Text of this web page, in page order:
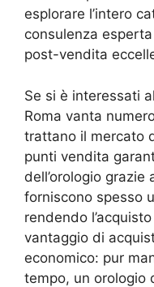
esplorare l’intero
consulenza
post-vendita
Se si è interessati
Roma vanta
trattano il mercato
punti vendita
dell’orologio
forniscono spesso
rendendo
vantaggio di
economico: pur
tempo, un orologio